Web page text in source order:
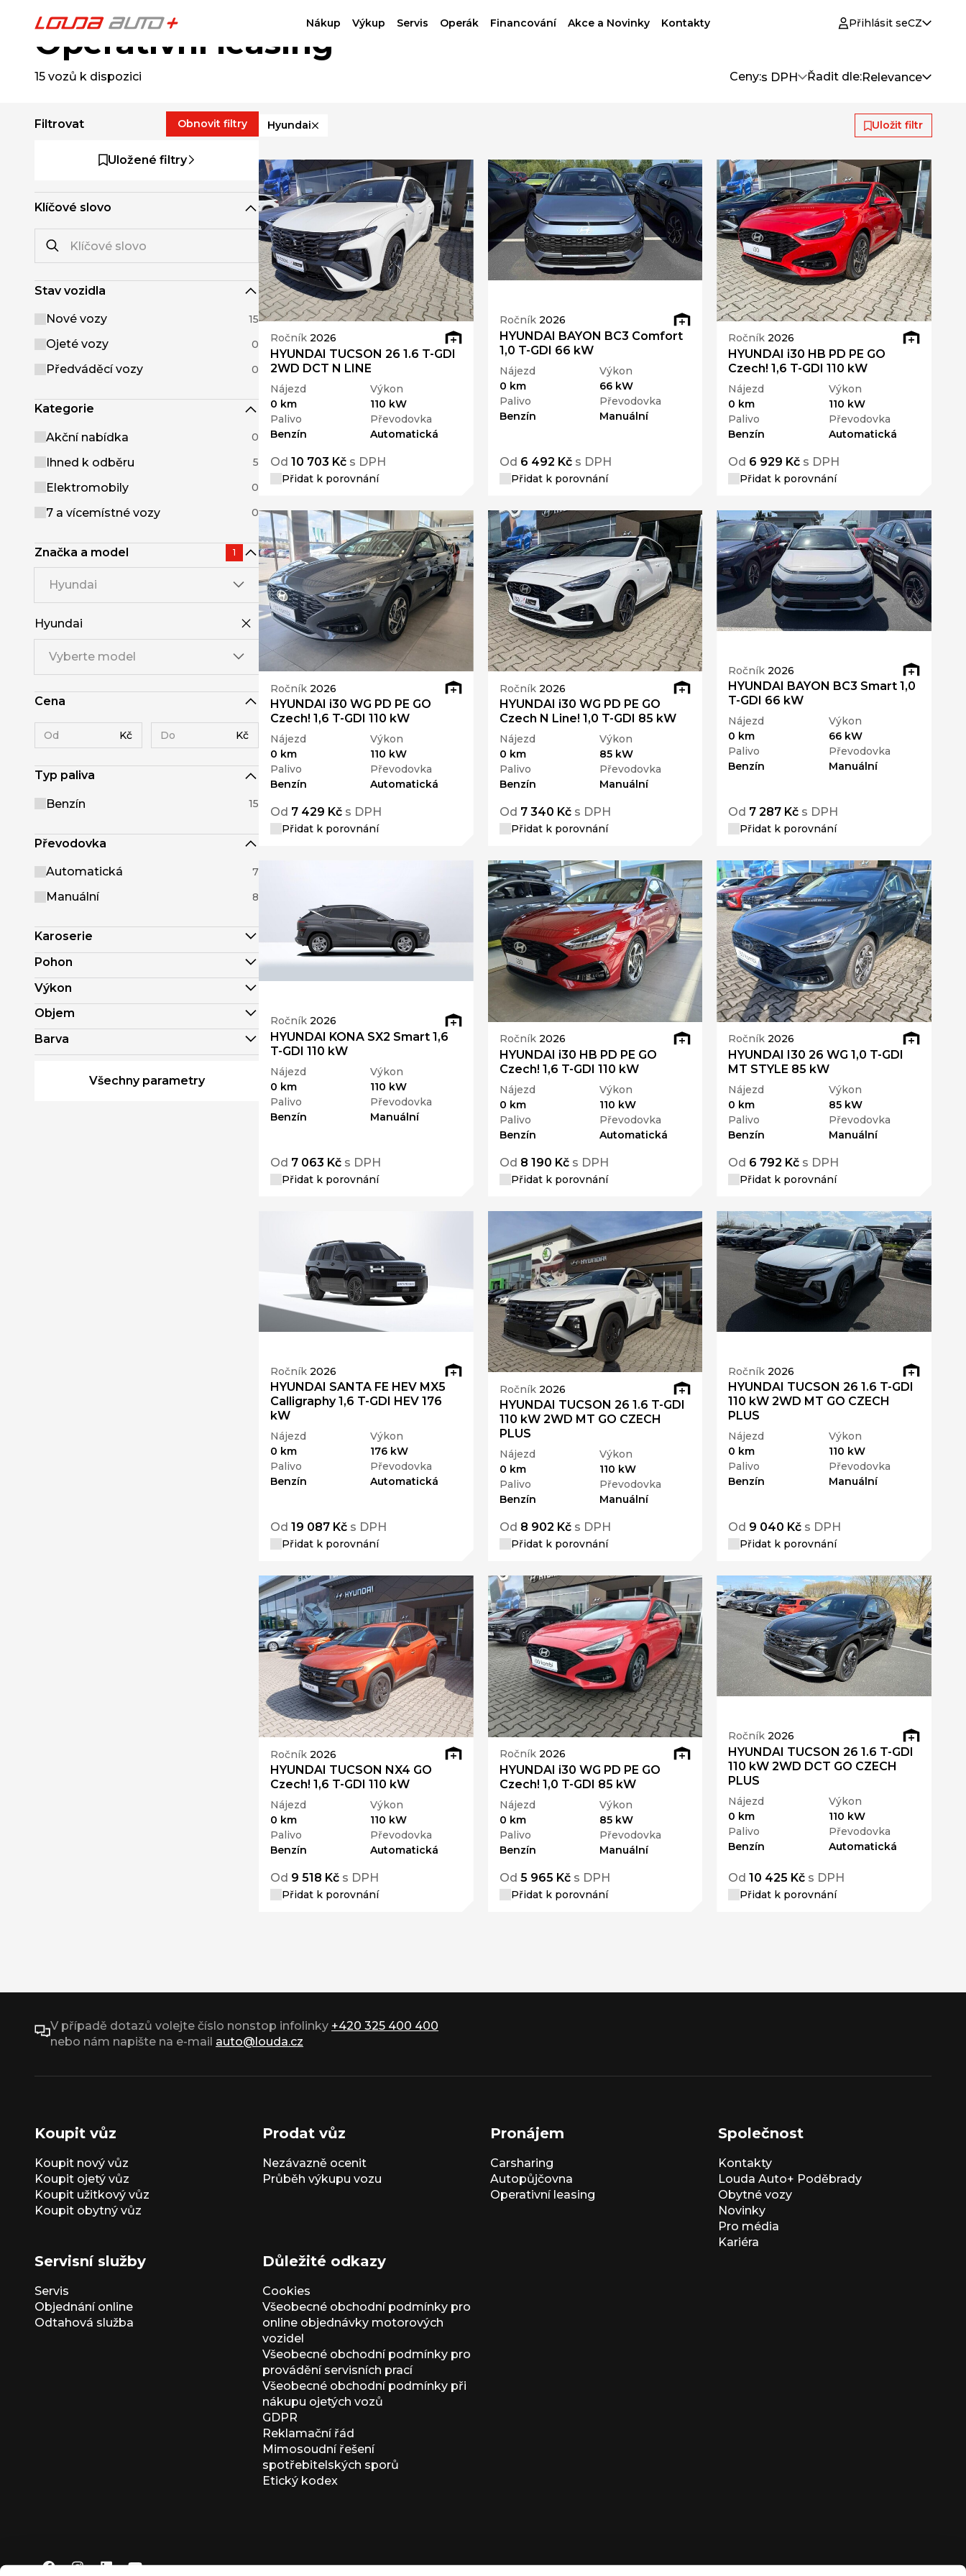
Nákup Výkup Servis Operák Financování Akce a Novinky Kontakty Přihlásit seCZ
Operativní leasing
15 vozů k dispozici Ceny:s DPH Řadit dle:Relevance
Filtrovat Obnovit filtry
Uložené filtry
Klíčové slovo
Stav vozidla
Nové vozy 15
Ojeté vozy 0
Předváděcí vozy 0
Kategorie
Akční nabídka 0
Ihned k odběru 5
Elektromobily 0
7 a vícemístné vozy 0
Značka a model 1
Hyundai
Hyundai
Vyberte model
Cena
Kč Kč
Typ paliva
Benzín 15
Převodovka
Automatická 7
Manuální 8
Karoserie
Pohon
Výkon
Objem
Barva
Všechny parametry
Hyundai Uložit filtr
Ročník 2026
HYUNDAI TUCSON 26 1.6 T-GDI
2WD DCT N LINE
Nájezd
0 km
Výkon
110 kW
Palivo
Benzín
Převodovka
Automatická
Od 10 703 Kč s DPH
Přidat k porovnání
Ročník 2026
HYUNDAI BAYON BC3 Comfort
1,0 T-GDI 66 kW
Nájezd
0 km
Výkon
66 kW
Palivo
Benzín
Převodovka
Manuální
Od 6 492 Kčs DPH
Přidat k porovnání
Ročník 2026
HYUNDAI i30 HB PD PE GO
Czech! 1,6 T-GDI 110 kW
Nájezd
0 km
Výkon
110 kW
Palivo
Benzín
Převodovka
Automatická
Od 6 929 Kč s DPH
Přidat k porovnání
Ročník 2026
HYUNDAI i30 WG PD PE GO
Czech! 1,6 T-GDI 110 kW
Nájezd
0 km
Výkon
110 kW
Palivo
Benzín
Převodovka
Automatická
Od 7 429 Kč s DPH
Přidat k porovnání
Ročník 2026
HYUNDAI i30 WG PD PE GO
Czech N Line! 1,0 T-GDI 85 kW
Nájezd
0 km
Výkon
85 kW
Palivo
Benzín
Převodovka
Manuální
Od 7 340 Kčs DPH
Přidat k porovnání
Ročník 2026
HYUNDAI BAYON BC3 Smart 1,0
T-GDI 66 kW
Nájezd
0 km
Výkon
66 kW
Palivo
Benzín
Převodovka
Manuální
Od 7 287 Kč s DPH
Přidat k porovnání
Ročník 2026
HYUNDAI KONA SX2 Smart 1,6
T-GDI 110 kW
Nájezd
0 km
Výkon
110 kW
Palivo
Benzín
Převodovka
Manuální
Od 7 063 Kč s DPH
Přidat k porovnání
Ročník 2026
HYUNDAI i30 HB PD PE GO
Czech! 1,6 T-GDI 110 kW
Nájezd
0 km
Výkon
110 kW
Palivo
Benzín
Převodovka
Automatická
Od 8 190 Kčs DPH
Přidat k porovnání
Ročník 2026
HYUNDAI I30 26 WG 1,0 T-GDI
MT STYLE 85 kW
Nájezd
0 km
Výkon
85 kW
Palivo
Benzín
Převodovka
Manuální
Od 6 792 Kč s DPH
Přidat k porovnání
Ročník 2026
HYUNDAI SANTA FE HEV MX5
Calligraphy 1,6 T-GDI HEV 176
kW
Nájezd
0 km
Výkon
176 kW
Palivo
Benzín
Převodovka
Automatická
Od 19 087 Kč s DPH
Přidat k porovnání
Ročník 2026
HYUNDAI TUCSON 26 1.6 T-GDI
110 kW 2WD MT GO CZECH
PLUS
Nájezd
0 km
Výkon
110 kW
Palivo
Benzín
Převodovka
Manuální
Od 8 902 Kčs DPH
Přidat k porovnání
Ročník 2026
HYUNDAI TUCSON 26 1.6 T-GDI
110 kW 2WD MT GO CZECH
PLUS
Nájezd
0 km
Výkon
110 kW
Palivo
Benzín
Převodovka
Manuální
Od 9 040 Kč s DPH
Přidat k porovnání
Ročník 2026
HYUNDAI TUCSON NX4 GO
Czech! 1,6 T-GDI 110 kW
Nájezd
0 km
Výkon
110 kW
Palivo
Benzín
Převodovka
Automatická
Od 9 518 Kč s DPH
Přidat k porovnání
Ročník 2026
HYUNDAI i30 WG PD PE GO
Czech! 1,0 T-GDI 85 kW
Nájezd
0 km
Výkon
85 kW
Palivo
Benzín
Převodovka
Manuální
Od 5 965 Kčs DPH
Přidat k porovnání
Ročník 2026
HYUNDAI TUCSON 26 1.6 T-GDI
110 kW 2WD DCT GO CZECH
PLUS
Nájezd
0 km
Výkon
110 kW
Palivo
Benzín
Převodovka
Automatická
Od10 425 Kč s DPH
Přidat k porovnání
V případě dotazů volejte číslo nonstop infolinky +420 325 400 400
nebo nám napište na e-mail auto@louda.cz
Koupit vůz
Koupit nový vůz
Koupit ojetý vůz
Koupit užitkový vůz
Koupit obytný vůz
Prodat vůz
Nezávazně ocenit
Průběh výkupu vozu
Pronájem
Carsharing
Autopůjčovna
Operativní leasing
Společnost
Kontakty
Louda Auto+ Poděbrady
Obytné vozy
Novinky
Pro média
Kariéra
Servisní služby
Servis
Objednání online
Odtahová služba
Důležité odkazy
Cookies
Všeobecné obchodní podmínky pro
online objednávky motorových
vozidel
Všeobecné obchodní podmínky pro
provádění servisních prací
Všeobecné obchodní podmínky při
nákupu ojetých vozů
GDPR
Reklamační řád
Mimosoudní řešení
spotřebitelských sporů
Etický kodex